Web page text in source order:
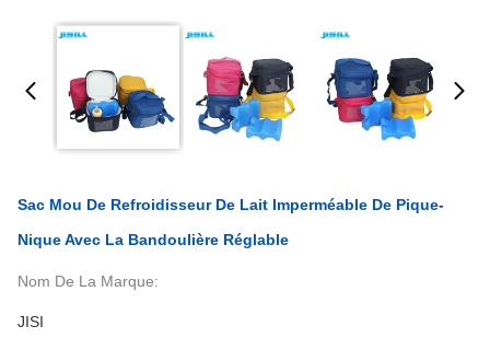
Sac Mou De Refroidisseur De Lait Imperméable De Pique-
Nique Avec La Bandoulière Réglable
Nom De La Marque:
JISI